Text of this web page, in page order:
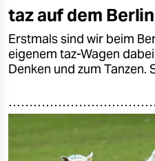
taz auf dem
Erstmals sind wir beim
eigenem taz-Wagen
Denken und zum Tanzen.